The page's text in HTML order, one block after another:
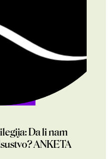
Da li nam
ANKETA